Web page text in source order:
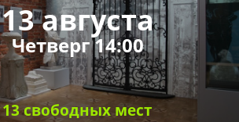
13 августа
Четверг 14:00
13 свободных мест